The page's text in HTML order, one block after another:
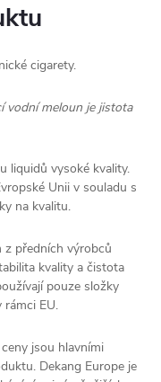
cigarety.
vodní meloun je jistota
liquidů vysoké kvality.
Unii v souladu s
na kvalitu.
z předních výrobců
kvality a čistota
pouze složky
EU.
jsou hlavními
Dekang Europe je